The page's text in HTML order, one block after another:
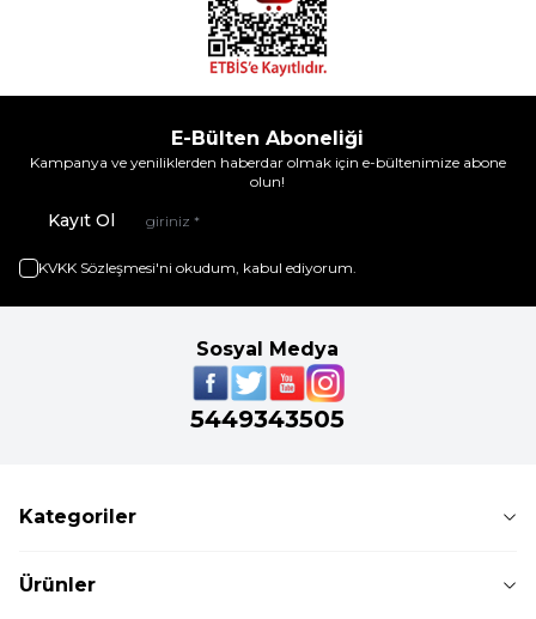
E-Bülten Aboneliği
Kampanya ve yeniliklerden haberdar olmak için e-bültenimize abone
olun!
Kayıt Ol
KVKK Sözleşmesi'ni okudum, kabul ediyorum.
Sosyal Medya
5449343505
Kategoriler
Ürünler